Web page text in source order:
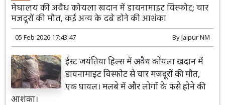
मेघालय की अवैध कोयला खदान में डायनामाइट विस्फोट; चार
मजदूरों की मौत, कई अन्य के दबे होने की आशंका
05 Feb 2026 17:43:47 ByJaipur NM
ईस्ट जयंतिया हिल्स में अवैध कोयला खदान में
डायनामाइट विस्फोट से चार मजदूरों की मौत,
एक घायल। मलबे में और लोगों के फंसे होने की
आशंका।